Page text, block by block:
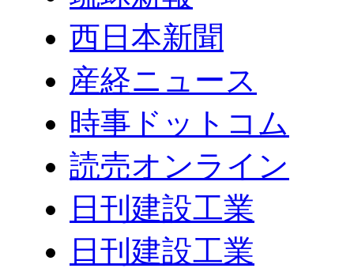
西日本新聞
産経ニュース
時事ドットコム
読売オンライン
日刊建設工業
日刊建設工業